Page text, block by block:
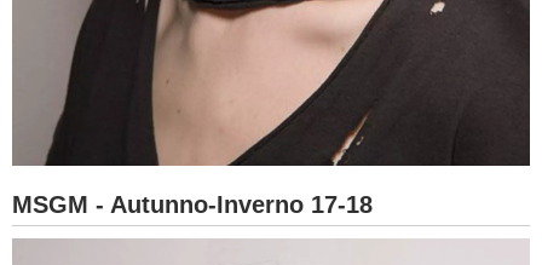
MSGM - Autunno-Inverno 17-18